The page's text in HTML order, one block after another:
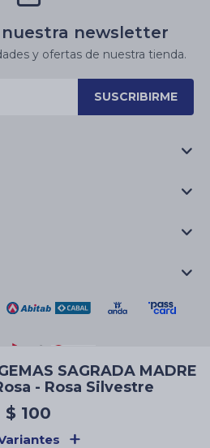
SAGRADA MADRE
- Rosa Silvestre
$ 100
newsletter
y ofertas de nuestra tienda.
SUSCRIBIRME
las Velas